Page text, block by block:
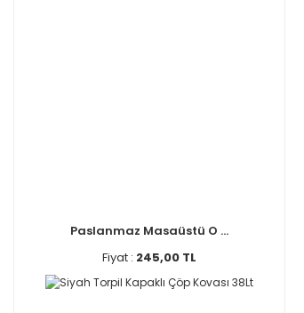
Paslanmaz Masaüstü O ...
Fiyat : 245,00 TL